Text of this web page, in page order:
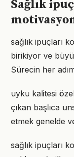
Sağlık
sağlık ipuçları
birikiyor ve
Sürecin her
uyku kalitesi
çıkan başlıca
etmek genelde
sağlık ipuçları